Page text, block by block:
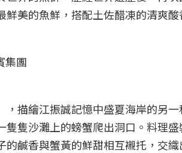
美的魚鮮，搭配土佐醋凍的清爽
描繪江振誠記憶中盛夏海岸的另
隻沙灘上的螃蟹爬出洞口。料理
鹹香與蟹黃的鮮甜相互襯托，交